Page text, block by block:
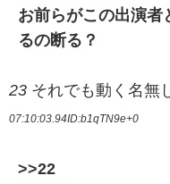
お前らがこの出演者
るの断る？
23 それでも動く名無
07:10:03.94ID:b1qTN9e+0
>>22